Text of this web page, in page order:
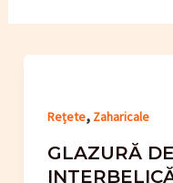
Rețete, Zaharicale
GLAZURĂ